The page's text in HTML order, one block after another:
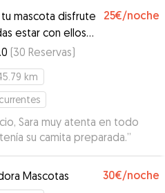
disfruta mucho haciendo
dio todo tipo de facilidades
muy flexible.
mascota disfrute
estar con ellos
contigo ¡¡¡¡¡¡
25€/noche
(30 Reservas)
km
Sara muy atenta en todo
su camita preparada.”
Mascotas 30€/noche